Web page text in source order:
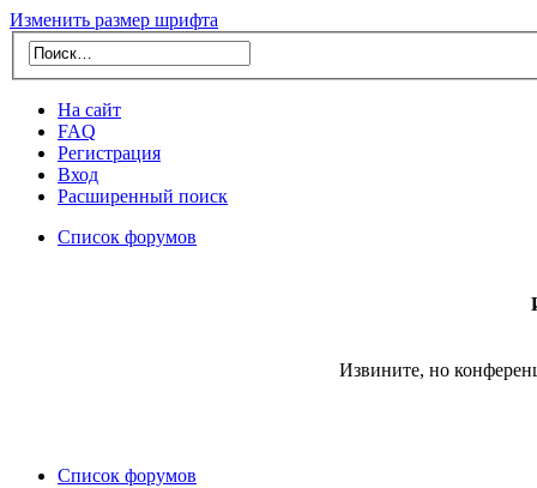
Изменить размер шрифта
На сайт
FAQ
Регистрация
Вход
Расширенный поиск
Список форумов
Извините, но
Список форумов